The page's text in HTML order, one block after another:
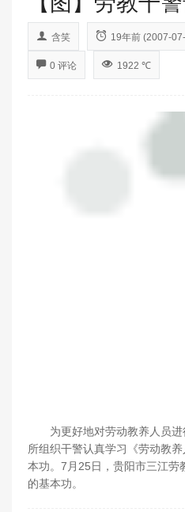
含笑 19年前 (2007-
0 评论 1922 ℃
为更好地对劳动教养人员进
所组织干警认真学习《劳动教
本功。7月25日，贵阳市三江劳
的基本功。